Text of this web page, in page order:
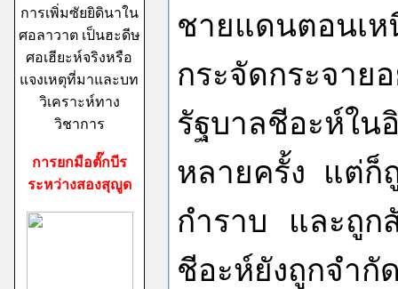
การเพิ่มซัยยิดินาใน
ศอลาวาต เป็นฮะดีษ
ศอเฮียะห์จริงหรือ
แจงเหตุที่มาและบท
วิเคราะห์ทาง
วิชาการ
การยกมือตั๊กบีร
ระหว่างสองสุญูด
ชายแดนตอ
กระจัดกระจาย
รัฐบาลชีอะห์ใน
หลายครั้ง แต่ก็
กำราบ และถูก
ชีอะห์ยังถูกจำ